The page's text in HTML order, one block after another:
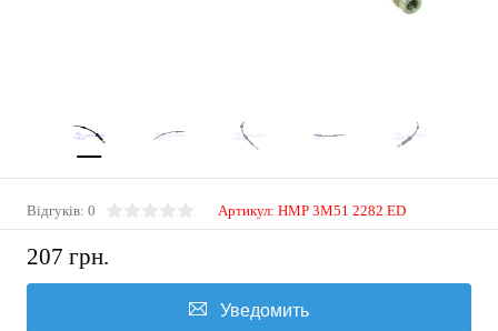
Відгуків: 0 Артикул: HMP 3M51 2282 ED
207 грн.
Уведомить